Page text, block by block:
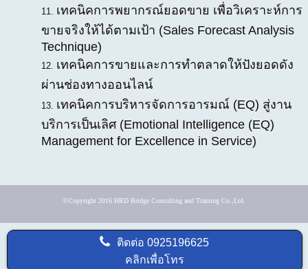
เทคนิคการพยากรณ์ยอดขาย เพื่อวิเคราะห์การ
ขายจริงให้ได้ตามเป้า (Sales Forecast Analysis
Technique)
เทคนิคการขายและการทำตลาดให้ปังยอดดัง
ผ่านช่องทางออนไลน์
เทคนิคการบริหารจัดการอารมณ์ (EQ) สู่งาน
บริการเป็นเลิศ (Emotional Intelligence (EQ)
Management for Excellence in Service)
©Copyright 2016 HRD Bridge Consulting and Training Co.,Ltd.
ติดต่อ0925196625
คลิกเพื่อโทร